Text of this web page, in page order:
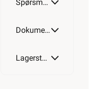
Spørsmål og svar
Dokumentasjon
Lagerstatus